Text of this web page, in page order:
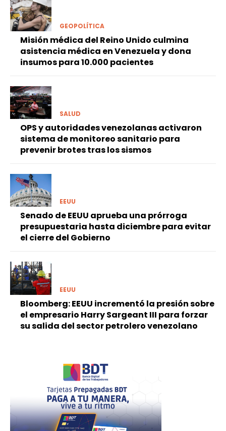
GEOPOLÍTICA
Misión médica del Reino Unido culmina
asistencia médica en Venezuela y dona
insumos para 10.000 pacientes
SALUD
OPS y autoridades venezolanas activaron
sistema de monitoreo sanitario para
prevenir brotes tras los sismos
EEUU
Senado de EEUU aprueba una prórroga
presupuestaria hasta diciembre para evitar
el cierre del Gobierno
EEUU
Bloomberg: EEUU incrementó la presión sobre
el empresario Harry Sargeant III para forzar
su salida del sector petrolero venezolano